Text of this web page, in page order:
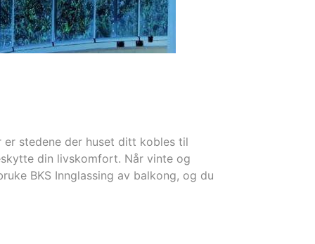
stedene der huset ditt kobles til
din livskomfort. Når vinte og
BKS Innglassing av balkong, og du